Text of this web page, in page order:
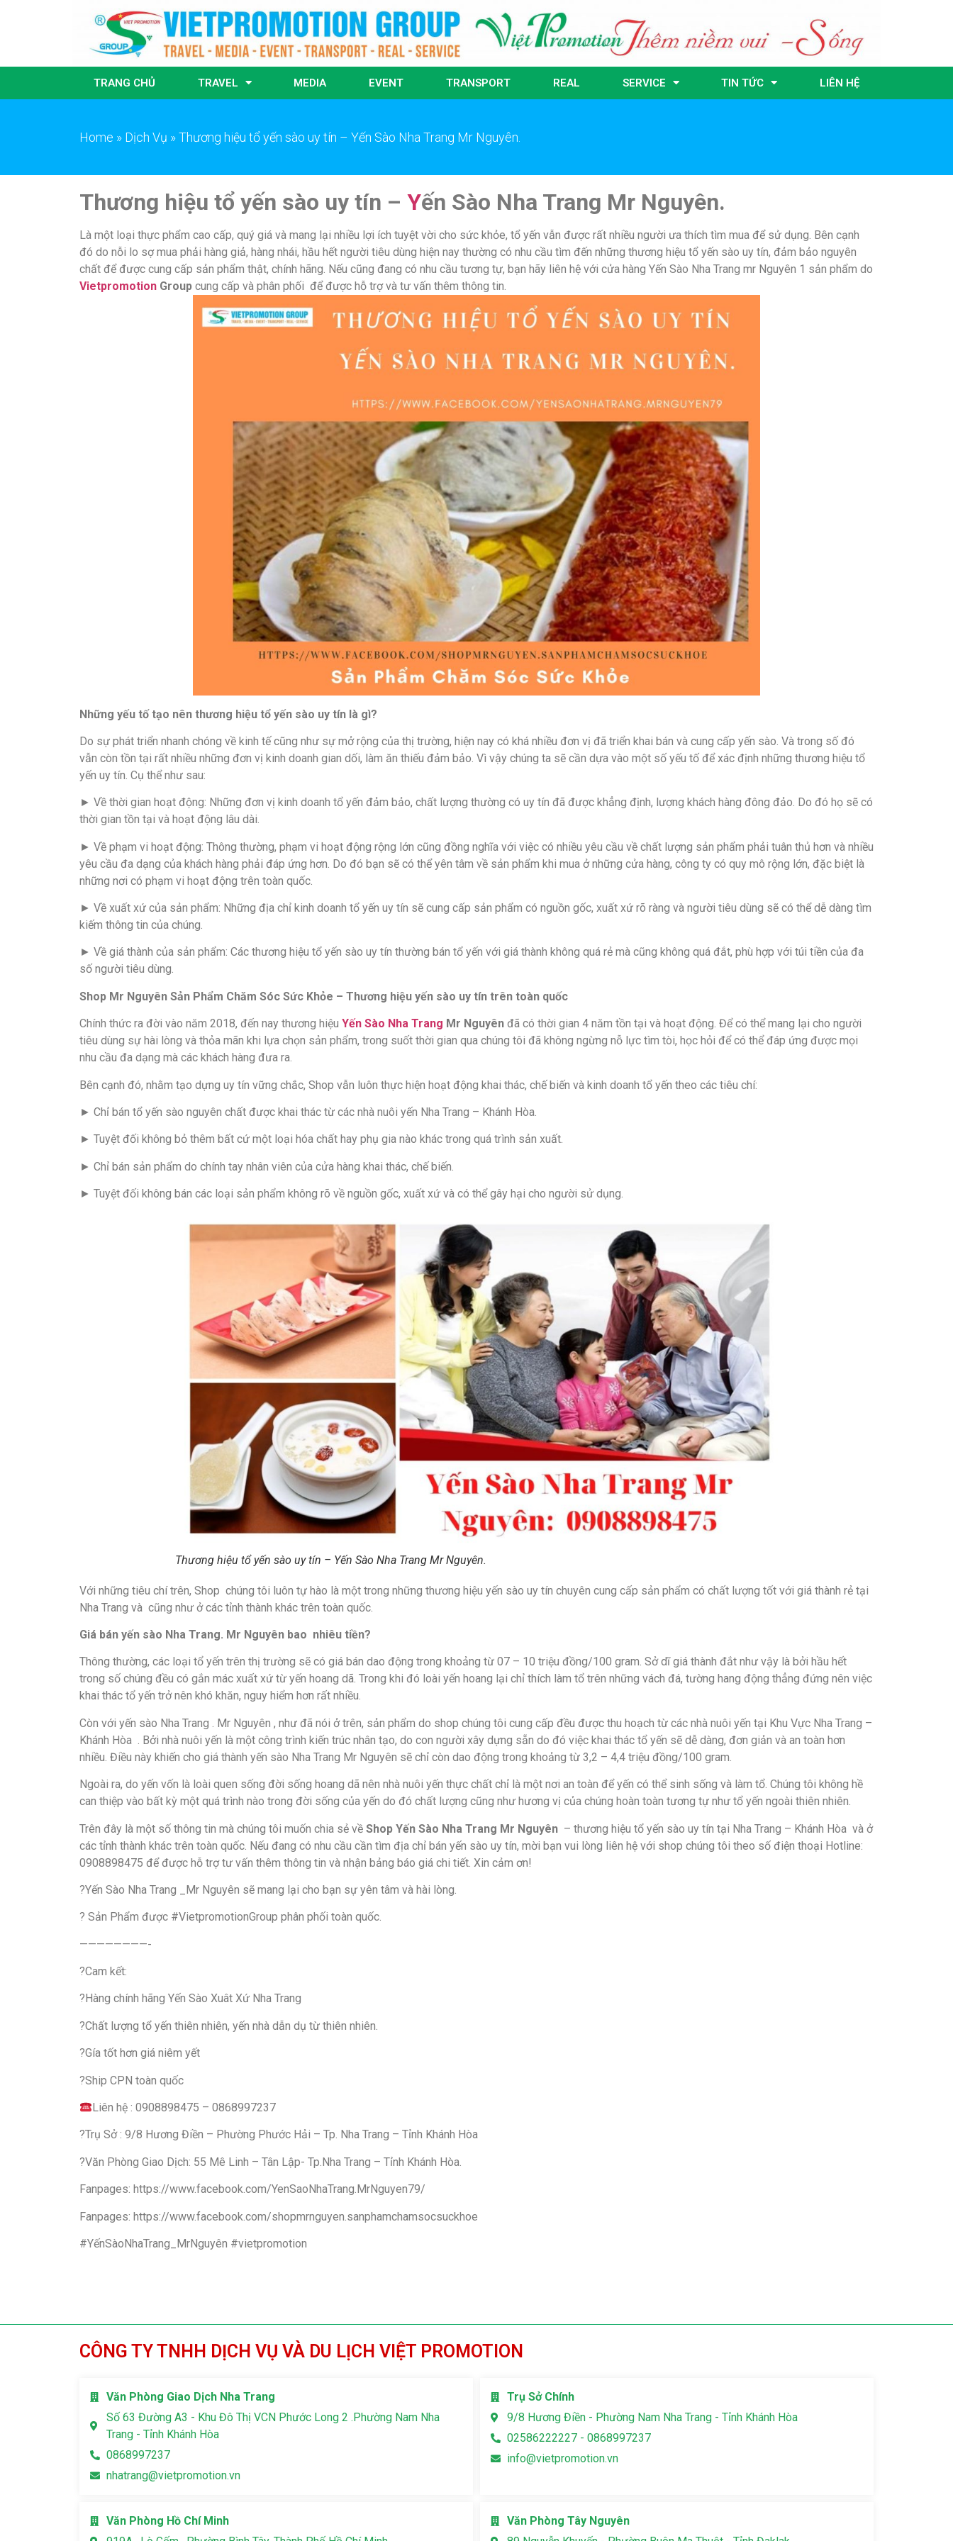
TRANG CHỦ TRAVEL MEDIA EVENT TRANSPORT REAL SERVICE TIN TỨC LIÊN HỆ
Home » Dịch Vụ »Thương hiệu tổ yến sào uy tín – Yến Sào Nha Trang Mr Nguyên.
Thương hiệu tổ yến sào uy tín – Yến Sào Nha Trang Mr Nguyên.
Là một loại thực phẩm cao cấp, quý giá và mang lại nhiều lợi ích tuyệt vời cho sức khỏe, tổ yến vẫn được rất nhiều người ưa thích tìm mua để sử dụng. Bên cạnh
đó do nỗi lo sợ mua phải hàng giả, hàng nhái, hầu hết người tiêu dùng hiện nay thường có nhu cầu tìm đến những thương hiệu tổ yến sào uy tín, đảm bảo nguyên
chất để được cung cấp sản phẩm thật, chính hãng. Nếu cũng đang có nhu cầu tương tự, bạn hãy liên hệ với cửa hàng Yến Sào Nha Trang mr Nguyên 1 sản phẩm do
Vietpromotion Group cung cấp và phân phối để được hỗ trợ và tư vấn thêm thông tin.
Những yếu tốtạo nên thương hiệu tổ yến sào uy tín là gì?
Do sự phát triển nhanh chóng về kinh tế cũng như sự mở rộng của thị trường, hiện nay có khá nhiều đơn vị đã triển khai bán và cung cấp yến sào. Và trong số đó
vẫn còn tồn tại rất nhiều những đơn vị kinh doanh gian dối, làm ăn thiếu đảm bảo. Vì vậy chúng ta sẽ cần dựa vào một số yếu tố để xác định những thương hiệu tổ
yến uy tín. Cụ thể như sau:
► Về thời gian hoạt động: Những đơn vị kinh doanh tổ yến đảm bảo, chất lượng thường có uy tín đã được khẳng định, lượng khách hàng đông đảo. Do đó họ sẽ có
thời gian tồn tại và hoạt động lâu dài.
► Về phạm vi hoạt động: Thông thường, phạm vi hoạt động rộng lớn cũng đồng nghĩa với việc có nhiều yêu cầu về chất lượng sản phẩm phải tuân thủ hơn và nhiều
yêu cầu đa dạng của khách hàng phải đáp ứng hơn. Do đó bạn sẽ có thể yên tâm về sản phẩm khi mua ở những cửa hàng, công ty có quy mô rộng lớn, đặc biệt là
những nơi có phạm vi hoạt động trên toàn quốc.
► Về xuất xứ của sản phẩm: Những địa chỉ kinh doanh tổ yến uy tín sẽ cung cấp sản phẩm có nguồn gốc, xuất xứ rõ ràng và người tiêu dùng sẽ có thể dễ dàng tìm
kiếm thông tin của chúng.
► Về giá thành của sản phẩm: Các thương hiệu tổ yến sào uy tín thường bán tổ yến với giá thành không quá rẻ mà cũng không quá đắt, phù hợp với túi tiền của đa
số người tiêu dùng.
Shop Mr Nguyên Sản Phẩm Chăm Sóc Sức Khỏe – Thương hiệu yến sào uy tín trên toàn quốc
Chính thức ra đời vào năm 2018, đến nay thương hiệu Yến Sào Nha Trang Mr Nguyên đã có thời gian 4 năm tồn tại và hoạt động. Để có thể mang lại cho người
tiêu dùng sự hài lòng và thỏa mãn khi lựa chọn sản phẩm, trong suốt thời gian qua chúng tôi đã không ngừng nỗ lực tìm tòi, học hỏi để có thể đáp ứng được mọi
nhu cầu đa dạng mà các khách hàng đưa ra.
Bên cạnh đó, nhằm tạo dựng uy tín vững chắc, Shop vẫn luôn thực hiện hoạt động khai thác, chế biến và kinh doanh tổ yến theo các tiêu chí:
► Chỉ bán tổ yến sào nguyên chất được khai thác từ các nhà nuôi yến Nha Trang – Khánh Hòa.
► Tuyệt đối không bỏ thêm bất cứ một loại hóa chất hay phụ gia nào khác trong quá trình sản xuất.
► Chỉ bán sản phẩm do chính tay nhân viên của cửa hàng khai thác, chế biến.
► Tuyệt đối không bán các loại sản phẩm không rõ về nguồn gốc, xuất xứ và có thể gây hại cho người sử dụng.
Thương hiệu tổ yến sào uy tín – Yến Sào Nha Trang Mr Nguyên.
Với những tiêu chí trên, Shop chúng tôi luôn tự hào là một trong những thương hiệu yến sào uy tín chuyên cung cấp sản phẩm có chất lượng tốt với giá thành rẻ tại
Nha Trang và cũng như ở các tỉnh thành khác trên toàn quốc.
Giá bán yến sào Nha Trang. Mr Nguyên bao nhiêu tiền?
Thông thường, các loại tổ yến trên thị trường sẽ có giá bán dao động trong khoảng từ 07 – 10 triệu đồng/100 gram. Sở dĩ giá thành đắt như vậy là bởi hầu hết
trong số chúng đều có gắn mác xuất xứ từ yến hoang dã. Trong khi đó loài yến hoang lại chỉ thích làm tổ trên những vách đá, tường hang động thẳng đứng nên việc
khai thác tổ yến trở nên khó khăn, nguy hiểm hơn rất nhiều.
Còn với yến sào Nha Trang . Mr Nguyên , như đã nói ở trên, sản phẩm do shop chúng tôi cung cấp đều được thu hoạch từ các nhà nuôi yến tại Khu Vực Nha Trang –
Khánh Hòa . Bởi nhà nuôi yến là một công trình kiến trúc nhân tạo, do con người xây dựng sẵn do đó việc khai thác tổ yến sẽ dễ dàng, đơn giản và an toàn hơn
nhiều. Điều này khiến cho giá thành yến sào Nha Trang Mr Nguyên sẽ chỉ còn dao động trong khoảng từ 3,2 – 4,4 triệu đồng/100 gram.
Ngoài ra, do yến vốn là loài quen sống đời sống hoang dã nên nhà nuôi yến thực chất chỉ là một nơi an toàn để yến có thể sinh sống và làm tổ. Chúng tôi không hề
can thiệp vào bất kỳ một quá trình nào trong đời sống của yến do đó chất lượng cũng như hương vị của chúng hoàn toàn tương tự như tổ yến ngoài thiên nhiên.
Trên đây là một số thông tin mà chúng tôi muốn chia sẻ về Shop Yến Sào Nha Trang Mr Nguyên – thương hiệu tổ yến sào uy tín tại Nha Trang – Khánh Hòa và ở
các tỉnh thành khác trên toàn quốc. Nếu đang có nhu cầu cần tìm địa chỉ bán yến sào uy tín, mời bạn vui lòng liên hệ với shop chúng tôi theo số điện thoại Hotline:
0908898475 để được hỗ trợ tư vấn thêm thông tin và nhận bảng báo giá chi tiết. Xin cảm ơn!
?Yến Sào Nha Trang _Mr Nguyên sẽ mang lại cho bạn sự yên tâm và hài lòng.
? Sản Phẩm được #VietpromotionGroup phân phối toàn quốc.
————————-
?Cam kết:
?Hàng chính hãng Yến Sào Xuât Xứ Nha Trang
?Chất lượng tổ yến thiên nhiên, yến nhà dẫn dụ từ thiên nhiên.
?Gía tốt hơn giá niêm yết
?Ship CPN toàn quốc
Liên hệ : 0908898475 – 0868997237
?Trụ Sở : 9/8 Hương Điền – Phường Phước Hải – Tp. Nha Trang – Tỉnh Khánh Hòa
?Văn Phòng Giao Dịch: 55 Mê Linh – Tân Lập- Tp.Nha Trang – Tỉnh Khánh Hòa.
Fanpages: https://www.facebook.com/YenSaoNhaTrang.MrNguyen79/
Fanpages: https://www.facebook.com/shopmrnguyen.sanphamchamsocsuckhoe
#YếnSàoNhaTrang_MrNguyên #vietpromotion
CÔNG TY TNHH DỊCH VỤ VÀ DU LỊCH VIỆT PROMOTION
Văn Phòng Giao Dịch Nha Trang
Số 63 Đường A3 - Khu Đô Thị VCN Phước Long 2 .Phường Nam Nha
Trang - Tỉnh Khánh Hòa
0868997237
nhatrang@vietpromotion.vn
Trụ Sở Chính
9/8 Hương Điền - Phường Nam Nha Trang - Tỉnh Khánh Hòa
02586222227 - 0868997237
info@vietpromotion.vn
Văn Phòng Hồ Chí Minh
Văn Phòng Tây Nguyên